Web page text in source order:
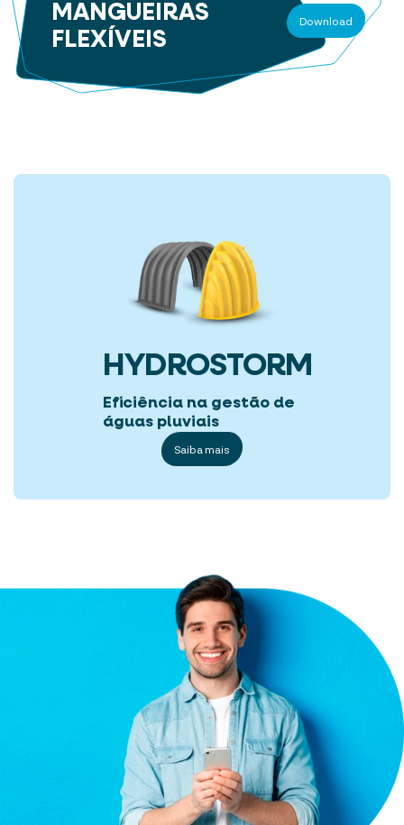
MANGUEIRAS
FLEXÍVEIS
Download
HYDROSTORM
Eficiência na gestão de
águas pluviais
Saiba mais